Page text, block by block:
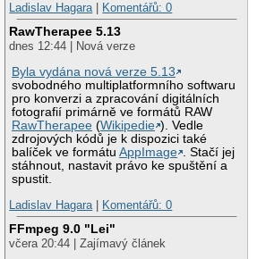
Ladislav Hagara| Komentářů: 0
RawTherapee 5.13
dnes 12:44 | Nová verze
Byla vydána nová verze 5.13
svobodného multiplatformního softwaru
pro konverzi a zpracování digitálních
fotografií primárně ve formátů RAW
RawTherapee (Wikipedie ). Vedle
zdrojových kódů je k dispozici také
balíček ve formátuAppImage
. Stačí jej
stáhnout, nastavit právo ke spuštění a
spustit.
Ladislav Hagara| Komentářů: 0
FFmpeg 9.0 "Lei"
včera 20:44 | Zajímavý článek